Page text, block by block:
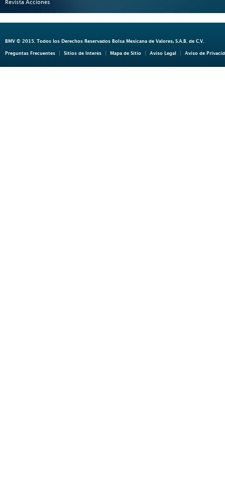
Revista Acciones
BMV © 2015. Todos los Derechos Reservados Bolsa Mexicana de Valores, S.A.B. de C.V.
Preguntas Frecuentes Sitios de Interés Mapa de Sitio Aviso Legal Aviso de